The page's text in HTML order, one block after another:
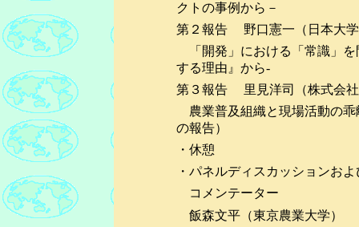
クトの事例から－
第２報告 野口憲一（日本大学
「開発」における「常識」を
する理由』から-
第３報告 里見洋司（株式会社
農業普及組織と現場活動の乖
の報告）
・休憩
・パネルディスカッションお
コメンテーター
飯森文平（東京農業大学）